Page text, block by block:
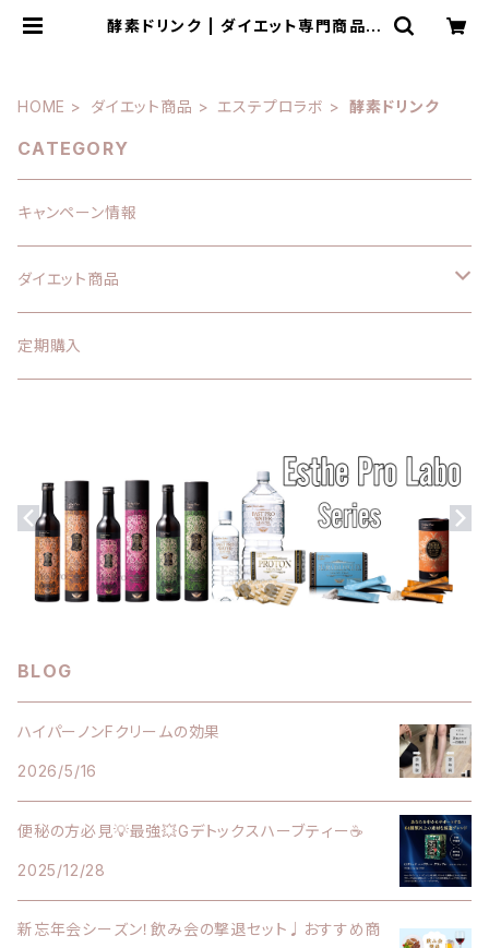
酵素ドリンク | ダイエット専門商品サ
HOME ダイエット商品 エステプロラボ 酵素ドリンク
CATEGORY
キャンペーン情報
ダイエット商品
エステプロラボ
ダイエット食品
セット割引商品
バストアップクリーム
セット割引商品
定期購入
BLOG
ハイパーノンFクリームの効果
2026/5/16
便秘の方必見💡最強💥Gデトックスハーブティー☕️
2025/12/28
新忘年会シーズン！飲み会の撃退セット♩おすすめ商